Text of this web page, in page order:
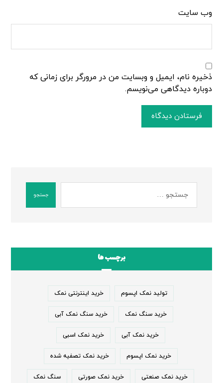
وب‌ سایت
ذخیره نام، ایمیل و وبسایت من در مرورگر برای زمانی که
دوباره دیدگاهی می‌نویسم.
فرستادن دیدگاه
جستجو
برچسب ها
تولید نمک اپسوم خرید اینترنتی نمک
خرید سنگ نمک خرید سنگ نمک آبی
خرید نمک آبی خرید نمک اسبی
خرید نمک اپسوم خرید نمک تصفیه شده
خرید نمک صنعتی خرید نمک صورتی سنگ نمک